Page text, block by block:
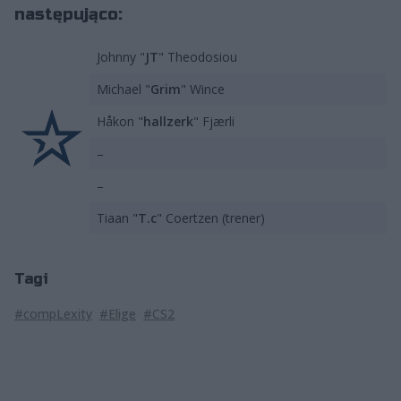
następująco:
Johnny "⁠JT⁠" Theodosiou
Michael "⁠Grim⁠" Wince
Håkon "hallzerk" Fjærli
–
–
Tiaan "⁠T.c⁠" Coertzen (trener)
Tagi
#compLexity #Elige #CS2